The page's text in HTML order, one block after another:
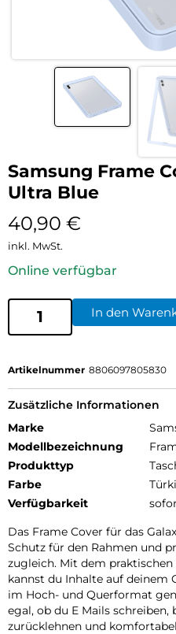
Samsung Frame
Ultra Blue
40,90 €
inkl. MwSt.
Online verfügbar
In den
Artikelnummer 8806097805830
Zusätzliche Informationen
Marke
Modellbezeichnung
Produkttyp
Farbe
Verfügbarkeit
Das Frame Cover für das
Schutz für den Rahmen und
zugleich. Mit dem
kannst du Inhalte auf deinem
im Hoch- und Querformat
egal, ob du E Mails
zurücklehnen und